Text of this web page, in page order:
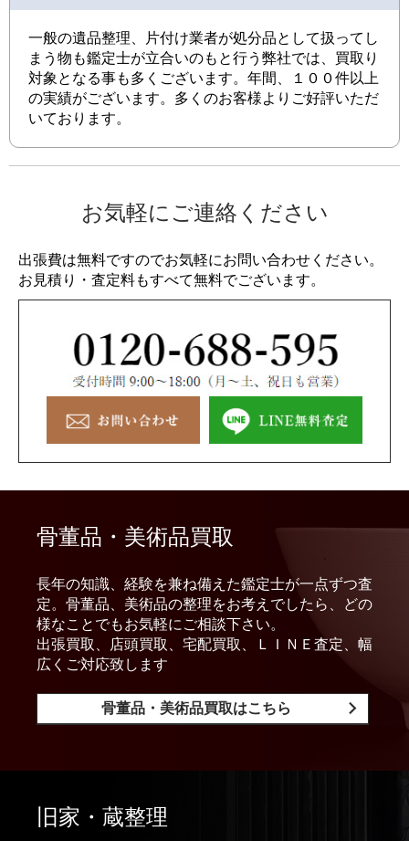
一般の遺品整理、片付け業者が処分品として扱ってし
まう物も鑑定士が立合いのもと行う弊社では、買取り
対象となる事も多くございます。年間、１００件以上
の実績がございます。多くのお客様よりご好評いただ
いております。
お気軽にご連絡ください
出張費は無料ですのでお気軽にお問い合わせください。
お見積り・査定料もすべて無料でございます。
骨董品・美術品買取
長年の知識、経験を兼ね備えた鑑定士が一点ずつ査
定。骨董品、美術品の整理をお考えでしたら、どの
様なことでもお気軽にご相談下さい。
出張買取、店頭買取、宅配買取、ＬＩＮＥ査定、幅
広くご対応致します
骨董品・美術品買取はこちら
旧家・蔵整理